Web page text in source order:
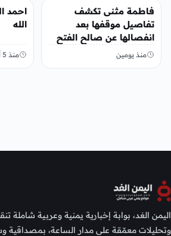
منوعات
فاطمة مثنى تكشف
تفاصيل موقفها بعد
انفصالها عن صالح الفتح
منذ يومين
احمد
الله
منذ 5 أيام
اليمن الغد، بوابة إخبارية يمنية وعربية شاملة
وتحليلات معمّقة على مدار الساعة، بمصداقية